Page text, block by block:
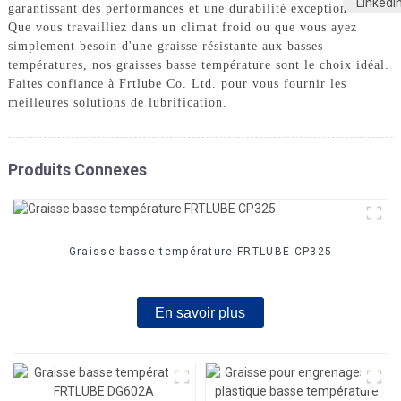
garantissant des performances et une durabilité exceptionnelles.
Que vous travailliez dans un climat froid ou que vous ayez
simplement besoin d'une graisse résistante aux basses
températures, nos graisses basse température sont le choix idéal.
Faites confiance à Frtlube Co. Ltd. pour vous fournir les
meilleures solutions de lubrification.
Produits Connexes
Graisse basse température FRTLUBE CP325
En savoir plus